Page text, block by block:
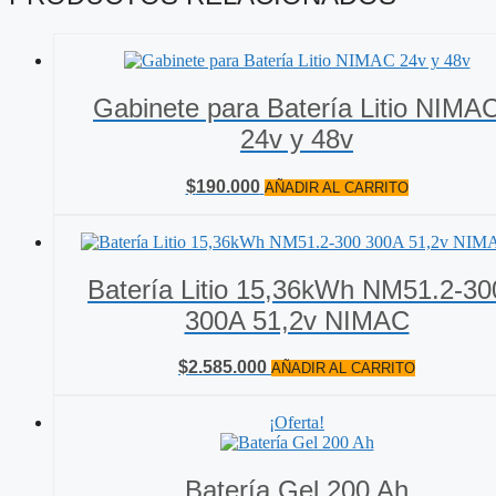
Gabinete para Batería Litio
24v y 48v
$190.000 AÑADIR AL CARRITO
Batería Litio 15,36kWh NM51.2-
300A 51,2v NIMAC
$2.585.000 AÑADIR AL CARRITO
¡Oferta!